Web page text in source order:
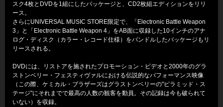
スク4枚とDVDを1組にしたパッケージと、CD2枚組エディションをリリ
ース。
さらにUNIVERSAL MUSIC STORE限定で、「Electronic Battle Weapon
3」と「Electronic Battle Weapon 4」をAB面に収録した10インチのアナ
ログ・ディスク（カラー・レコード仕様）をバンドルしたパッケージもリ
リースされる。
DVDには、リストアを施されたプロモーション・ビデオと2000年のグラ
ストンベリー・フェスティヴァルにおける伝説的なパフォーマンス映像
（この際、ケミカル・ブラザーズはグラストンベリーの"ピラミッド・ス
テージ"にそれまでで最高の人数の観客を動員。その記録は今も破られて
いない）を収録。